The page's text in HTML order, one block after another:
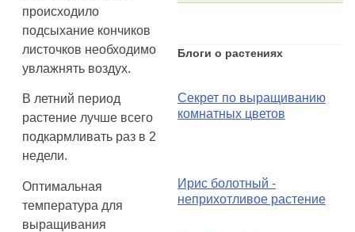
происходило
подсыхание кончиков
листочков необходимо
увлажнять воздух.
В летний период
растение лучше всего
подкармливать раз в 2
недели.
Оптимальная
температура для
выращивания
Блоги о растениях
Секрет по выращиванию
комнатных цветов
Ирис болотный -
неприхотливое растение